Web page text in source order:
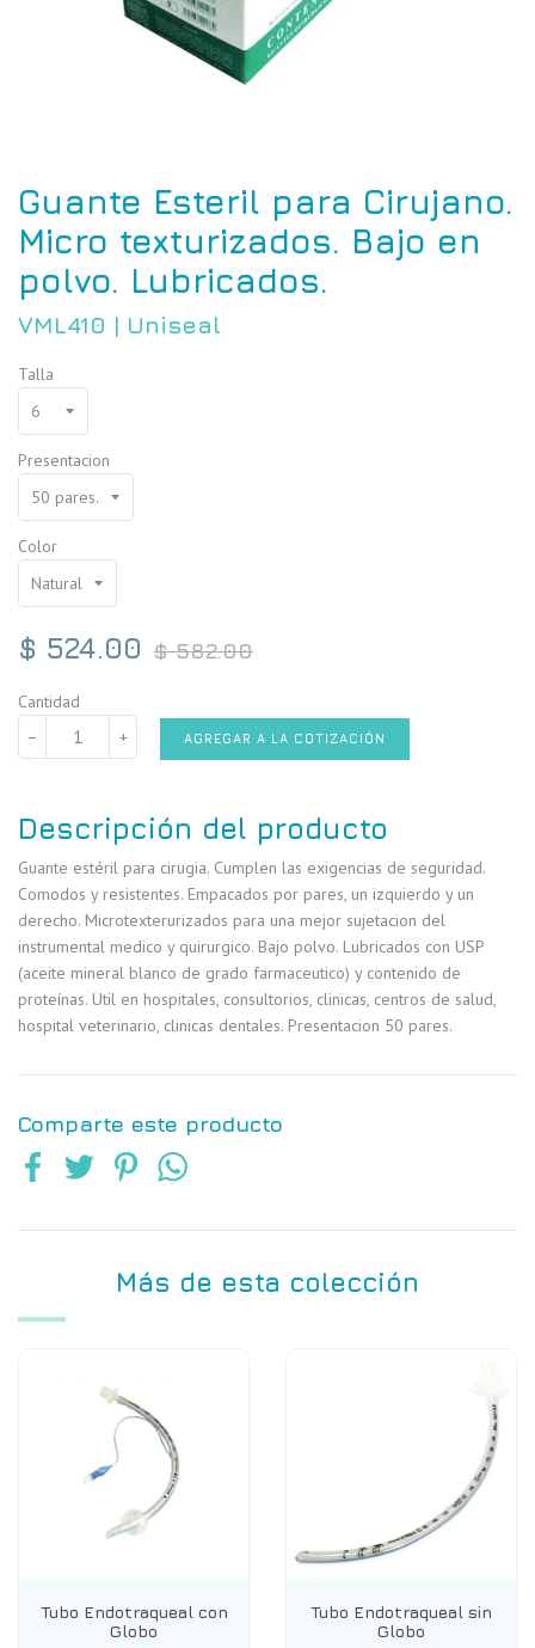
Guante Esteril para Cirujano.
Micro texturizados. Bajo en
polvo. Lubricados.
VML410 | Uniseal
Talla
Presentacion
Color
Precio
habitual
$ 524.00 $ 582.00
Cantidad
−
+ AGREGAR A LA COTIZACIÓN
Descripción del producto
Guante estéril para cirugia. Cumplen las exigencias de seguridad.
Comodos y resistentes. Empacados por pares, un izquierdo y un
derecho. Microtexterurizados para una mejor sujetacion del
instrumental medico y quirurgico. Bajo polvo. Lubricados con USP
(aceite mineral blanco de grado farmaceutico) y contenido de
proteínas. Util en hospitales, consultorios, clinicas, centros de salud,
hospital veterinario, clinicas dentales. Presentacion 50 pares.
Comparte este producto
Más de esta colección
Tubo Endotraqueal con
Globo
Tubo Endotraqueal sin
Globo